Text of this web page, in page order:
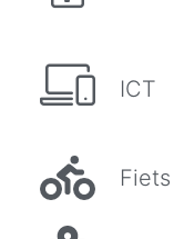
ICT
Fiets